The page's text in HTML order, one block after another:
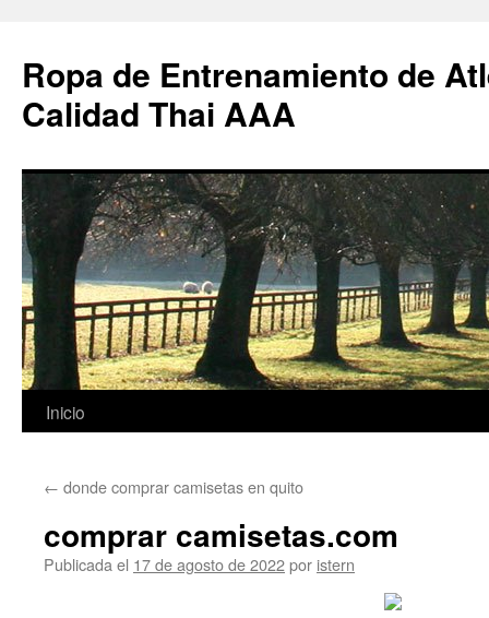
Ropa de Entrenamiento de
Calidad Thai AAA
Saltar
contenido
Inicio
← donde comprar camisetas en quito
comprar camisetas.com
Publicada el 17 de agosto de 2022por istern